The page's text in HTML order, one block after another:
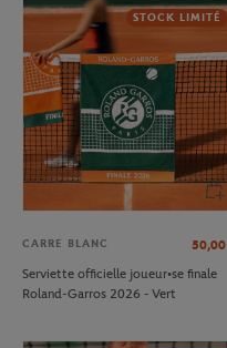
STOCK LIMITÉ
CARRE BLANC 50,00
Serviette officielle joueur•se finale
Roland-Garros 2026 - Vert